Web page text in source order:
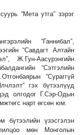
“Мета утга” зэрэг
“Ганнибал”,
“Савдагт Алтайн
Ж.Гун-Аасүрэнгийн
“Сэтгэлийн
“Сураггүй
гэх бүтээлүүд
олгодог Г.Сэр-Одын
нарт өгсөн юм.
бүтээлийн үзэсгэлэн
мөн Монголын